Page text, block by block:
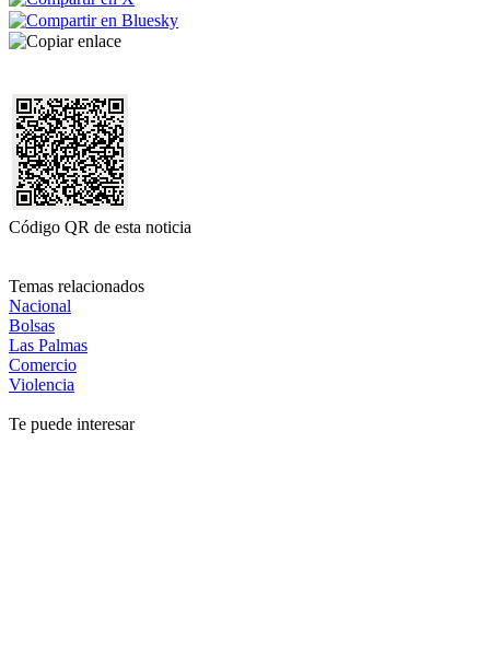
Código QR de esta noticia
Temas relacionados
Nacional
Bolsas
Las Palmas
Comercio
Violencia
Te puede interesar